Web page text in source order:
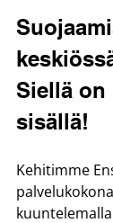
Siellä on
sisällä!
Kehitimme